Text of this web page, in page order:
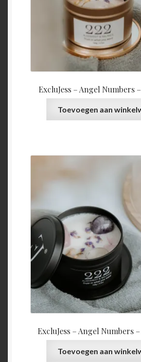
ExcluJess – Angel Numbers
Toevoegen aan
ExcluJess – Angel Numbers
Toevoegen aan